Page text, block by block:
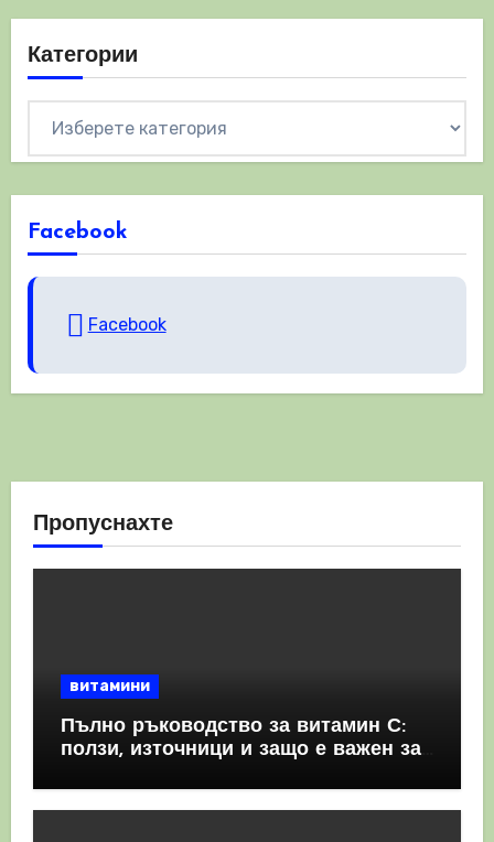
Категории
Facebook
Facebook
Пропуснахте
витамини
Пълно ръководство за витамин С:
ползи, източници и защо е важен за